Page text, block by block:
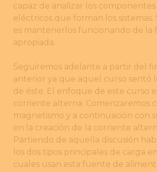
capaz de analizar los
eléctricos que forman los sistemas.
es mantenerlos funcionando de la
apropiada.
Seguiremos adelante a partir del
anterior ya que aquel curso sentó
de éste. El enfoque de este curso
corriente alterna. Comenzaremos
magnetismo y a continuación con
en la creación de la corriente
Partiendo de aquella discusión
los dos tipos principales de carga
cuales usan esta fuente de